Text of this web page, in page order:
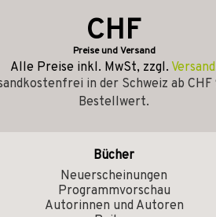
CHF
Preise und Versand
Alle Preise inkl. MwSt, zzgl. Versand
in der Schweiz ab
Bestellwert.
Bücher
Neuerscheinungen
Programmvorschau
Autorinnen und Autoren